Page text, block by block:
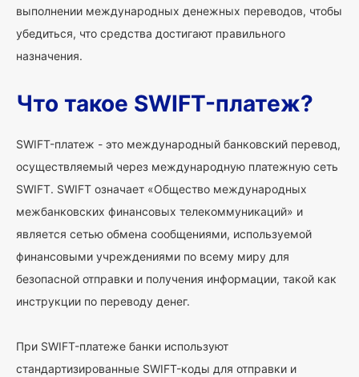
выполнении международных денежных переводов, чтобы
убедиться, что средства достигают правильного
назначения.
Что такое SWIFT-платеж?
SWIFT-платеж - это международный банковский перевод,
осуществляемый через международную платежную сеть
SWIFT. SWIFT означает «Общество международных
межбанковских финансовых телекоммуникаций» и
является сетью обмена сообщениями, используемой
финансовыми учреждениями по всему миру для
безопасной отправки и получения информации, такой как
инструкции по переводу денег.
При SWIFT-платеже банки используют
стандартизированные SWIFT-коды для отправки и